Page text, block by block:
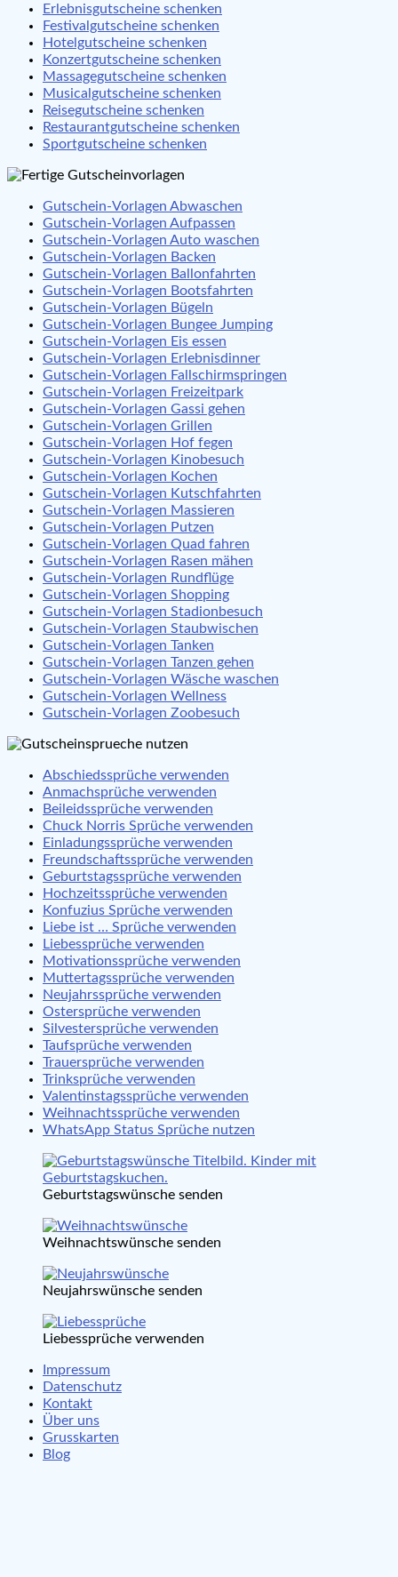
Erlebnisgutscheine schenken
Festivalgutscheine schenken
Hotelgutscheine schenken
Konzertgutscheine schenken
Massagegutscheine schenken
Musicalgutscheine schenken
Reisegutscheine schenken
Restaurantgutscheine schenken
Sportgutscheine schenken
Gutschein-Vorlagen Abwaschen
Gutschein-Vorlagen Aufpassen
Gutschein-Vorlagen Auto waschen
Gutschein-Vorlagen Backen
Gutschein-Vorlagen Ballonfahrten
Gutschein-Vorlagen Bootsfahrten
Gutschein-Vorlagen Bügeln
Gutschein-Vorlagen Bungee Jumping
Gutschein-Vorlagen Eis essen
Gutschein-Vorlagen Erlebnisdinner
Gutschein-Vorlagen Fallschirmspringen
Gutschein-Vorlagen Freizeitpark
Gutschein-Vorlagen Gassi gehen
Gutschein-Vorlagen Grillen
Gutschein-Vorlagen Hof fegen
Gutschein-Vorlagen Kinobesuch
Gutschein-Vorlagen Kochen
Gutschein-Vorlagen Kutschfahrten
Gutschein-Vorlagen Massieren
Gutschein-Vorlagen Putzen
Gutschein-Vorlagen Quad fahren
Gutschein-Vorlagen Rasen mähen
Gutschein-Vorlagen Rundflüge
Gutschein-Vorlagen Shopping
Gutschein-Vorlagen Stadionbesuch
Gutschein-Vorlagen Staubwischen
Gutschein-Vorlagen Tanken
Gutschein-Vorlagen Tanzen gehen
Gutschein-Vorlagen Wäsche waschen
Gutschein-Vorlagen Wellness
Gutschein-Vorlagen Zoobesuch
Abschiedssprüche verwenden
Anmachsprüche verwenden
Beileidssprüche verwenden
Chuck Norris Sprüche verwenden
Einladungssprüche verwenden
Freundschaftssprüche verwenden
Geburtstagssprüche verwenden
Hochzeitssprüche verwenden
Konfuzius Sprüche verwenden
Liebe ist … Sprüche verwenden
Liebessprüche verwenden
Motivationssprüche verwenden
Muttertagssprüche verwenden
Neujahrssprüche verwenden
Ostersprüche verwenden
Silvestersprüche verwenden
Taufsprüche verwenden
Trauersprüche verwenden
Trinksprüche verwenden
Valentinstagssprüche verwenden
Weihnachtssprüche verwenden
WhatsApp Status Sprüche nutzen
Geburtstagswünsche senden
Weihnachtswünsche senden
Neujahrswünsche senden
Liebessprüche verwenden
Impressum
Datenschutz
Kontakt
Über uns
Grusskarten
Blog